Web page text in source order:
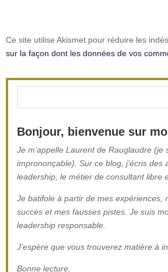
Ce site utilise Akismet pour réduire les
sur la façon dont les données de vos
Bonjour, bienvenue sur
Je m’appelle Laurent de Rauglaudre (je
imprononçable). Sur ce blog, j’écris des
leadership, le métier de consultant libre
Je batifole à partir de mes expériences,
succès et mes fausses pistes. Je suis
leadership responsable.
J’espère que vous trouverez matière à
Bonne lecture,